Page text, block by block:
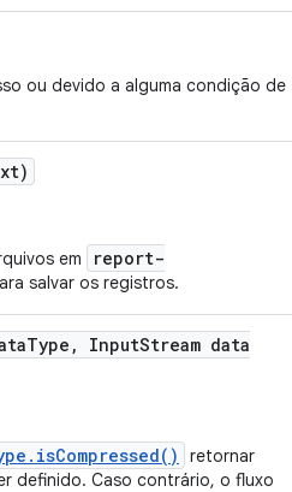
ou devido a alguma condição de
em
report-
salvar os registros.
Type , InputStream data
retornar
definido. Caso contrário, o fluxo